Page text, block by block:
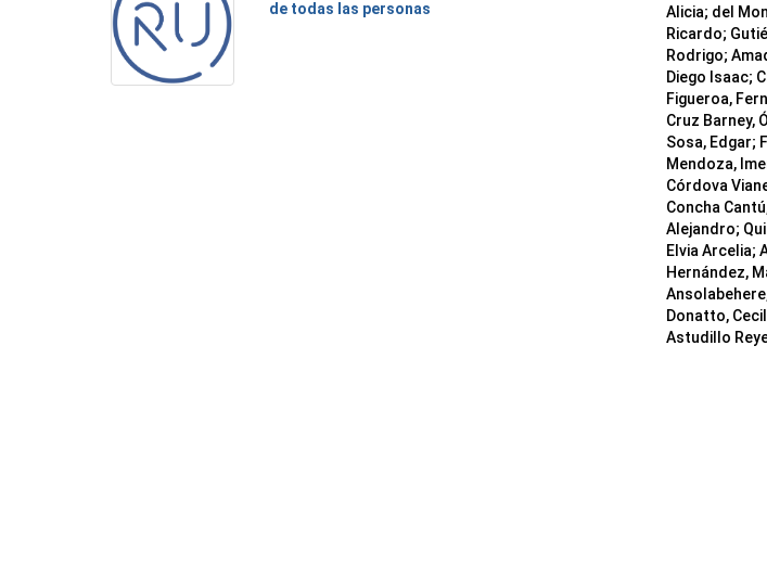
de todas las personas
Alicia; del
Ricardo;
Rodrigo;
Diego Isaac;
Figueroa,
Cruz Barney,
Sosa, Edgar;
Mendoza,
Córdova
Concha
Alejandro;
Elvia Arcelia;
Hernández,
Donatto,
Astudillo